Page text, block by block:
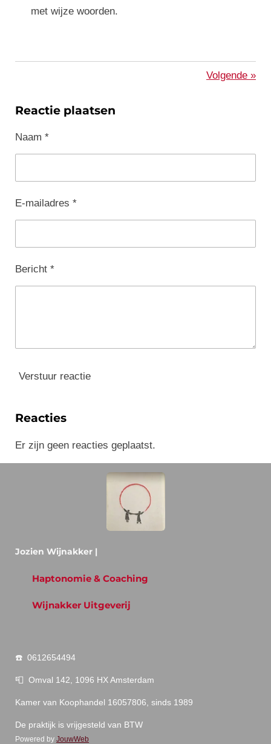
met wijze woorden.
Volgende »
Reactie plaatsen
Naam *
E-mailadres *
Bericht *
Verstuur reactie
Reacties
Er zijn geen reacties geplaatst.
Jozien Wijnakker |
Haptonomie & Coaching
Wijnakker Uitgeverij
☎️ 0612654494
📮 Omval 142, 1096 HX Amsterdam
Kamer van Koophandel 16057806, sinds 1989
De praktijk is vrijgesteld van BTW
Powered by JouwWeb